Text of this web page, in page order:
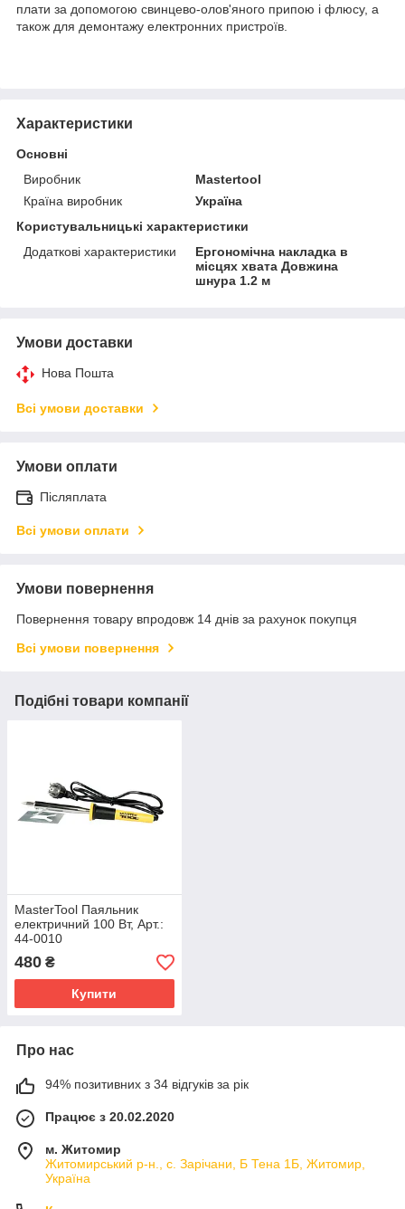
плати за допомогою свинцево-олов'яного припою і флюсу, а
також для демонтажу електронних пристроїв.
Характеристики
Основні
Виробник
Mastertool
Країна виробник
Україна
Користувальницькі характеристики
Додаткові характеристики
Ергономічна накладка в
місцях хвата Довжина
шнура 1.2 м
Умови доставки
Нова Пошта
Всі умови доставки
Умови оплати
Післяплата
Всі умови оплати
Умови повернення
Повернення товару впродовж 14 днів за рахунок покупця
Всі умови повернення
Подібні товари компанії
MasterTool Паяльник
електричний 100 Вт, Арт.:
44-0010
480 ₴
Купити
Про нас
94% позитивних з 34 відгуків за рік
Працює з 20.02.2020
м. Житомир
Житомирський р-н., с. Зарічани, Б Тена 1Б, Житомир,
Україна